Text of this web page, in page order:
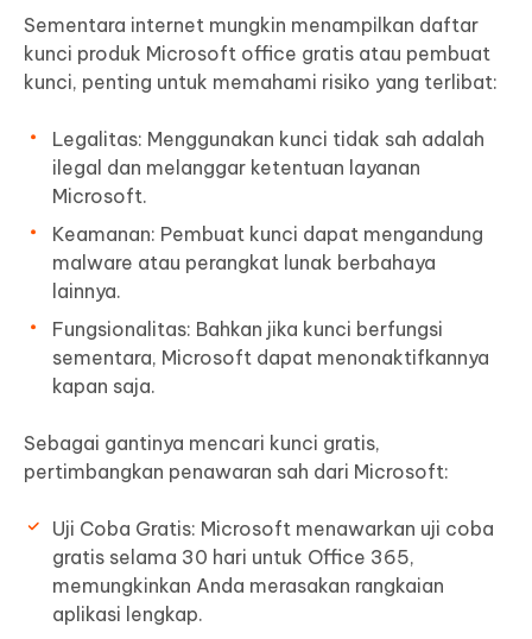
Sementara internet mungkin menampilkan daftar
kunci produk Microsoft office gratis atau pembuat
kunci, penting untuk memahami risiko yang terlibat:
Legalitas: Menggunakan kunci tidak sah adalah
ilegal dan melanggar ketentuan layanan
Microsoft.
Keamanan: Pembuat kunci dapat mengandung
malware atau perangkat lunak berbahaya
lainnya.
Fungsionalitas: Bahkan jika kunci berfungsi
sementara, Microsoft dapat menonaktifkannya
kapan saja.
Sebagai gantinya mencari kunci gratis,
pertimbangkan penawaran sah dari Microsoft:
Uji Coba Gratis: Microsoft menawarkan uji coba
gratis selama 30 hari untuk Office 365,
memungkinkan Anda merasakan rangkaian
aplikasi lengkap.